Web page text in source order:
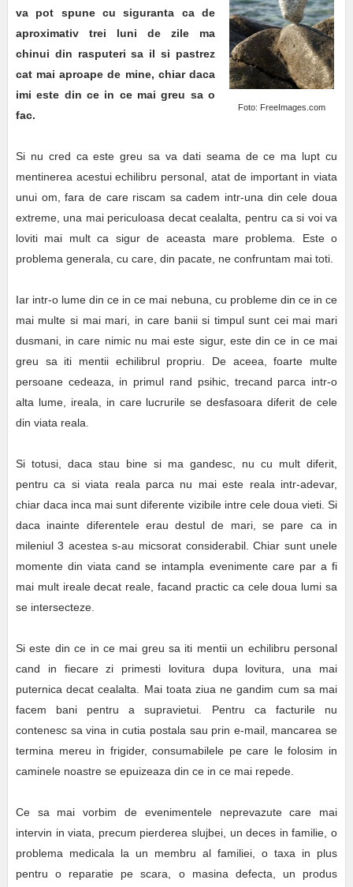
Foto: FreeImages.com
va pot spune cu siguranta ca de
aproximativ trei luni de zile ma
chinui din rasputeri sa il si pastrez
cat mai aproape de mine, chiar daca
imi este din ce in ce mai greu sa o
fac.
Si nu cred ca este greu sa va dati seama de ce ma lupt cu
mentinerea acestui echilibru personal, atat de important in viata
unui om, fara de care riscam sa cadem intr-una din cele doua
extreme, una mai periculoasa decat cealalta, pentru ca si voi va
loviti mai mult ca sigur de aceasta mare problema. Este o
problema generala, cu care, din pacate, ne confruntam mai toti.
Iar intr-o lume din ce in ce mai nebuna, cu probleme din ce in ce
mai multe si mai mari, in care banii si timpul sunt cei mai mari
dusmani, in care nimic nu mai este sigur, este din ce in ce mai
greu sa iti mentii echilibrul propriu. De aceea, foarte multe
persoane cedeaza, in primul rand psihic, trecand parca intr-o
alta lume, ireala, in care lucrurile se desfasoara diferit de cele
din viata reala.
Si totusi, daca stau bine si ma gandesc, nu cu mult diferit,
pentru ca si viata reala parca nu mai este reala intr-adevar,
chiar daca inca mai sunt diferente vizibile intre cele doua vieti. Si
daca inainte diferentele erau destul de mari, se pare ca in
mileniul 3 acestea s-au micsorat considerabil. Chiar sunt unele
momente din viata cand se intampla evenimente care par a fi
mai mult ireale decat reale, facand practic ca cele doua lumi sa
se intersecteze.
Si este din ce in ce mai greu sa iti mentii un echilibru personal
cand in fiecare zi primesti lovitura dupa lovitura, una mai
puternica decat cealalta. Mai toata ziua ne gandim cum sa mai
facem bani pentru a supravietui. Pentru ca facturile nu
contenesc sa vina in cutia postala sau prin e-mail, mancarea se
termina mereu in frigider, consumabilele pe care le folosim in
caminele noastre se epuizeaza din ce in ce mai repede.
Ce sa mai vorbim de evenimentele neprevazute care mai
intervin in viata, precum pierderea slujbei, un deces in familie, o
problema medicala la un membru al familiei, o taxa in plus
pentru o reparatie pe scara, o masina defecta, un produs